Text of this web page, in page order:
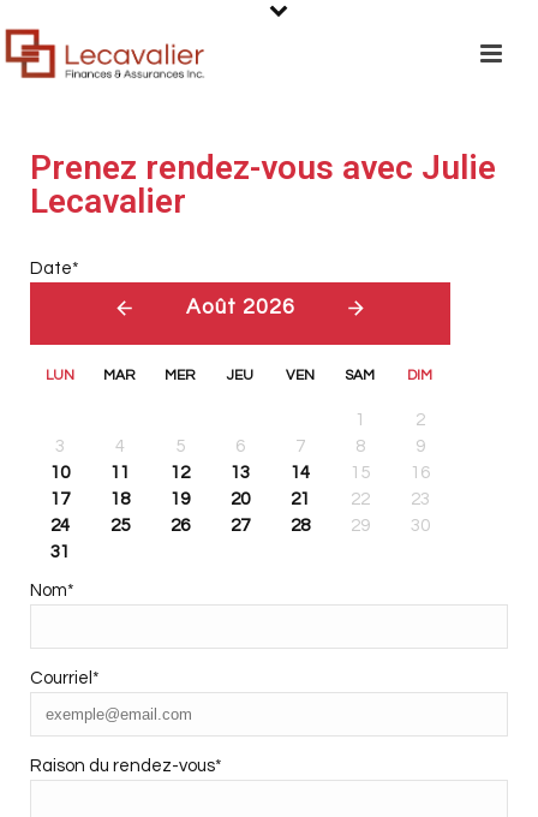
Prenez rendez-vous avec Julie
Lecavalier
Date*
Août 2026
LUN MAR MER JEU VEN SAM DIM
1
2
3
4 5 6 7 8
9
10
11 12 13 14 15
16
17
18 19 20 21 22
23
24
25 26 27 28 29
30
31
Nom*
Courriel *
Raison du rendez-vous*